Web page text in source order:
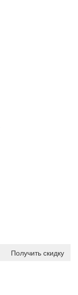
Получить скидку